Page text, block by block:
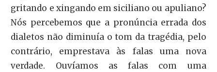
gritando e xingando em siciliano ou apuliano?
Nós percebemos que a pronúncia errada dos
dialetos não diminuía o tom da tragédia, pelo
contrário, emprestava às falas uma nova
verdade. Ouvíamos as falas com uma